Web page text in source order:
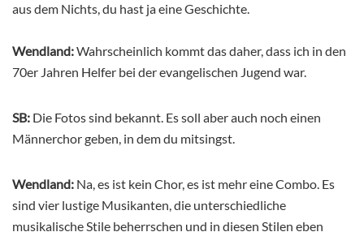
aus dem Nichts, du hast ja eine Geschichte.
Wendland:Wahrscheinlich kommt das daher, dass ich in den
70er Jahren Helfer bei der evangelischen Jugend war.
SB: Die Fotos sind bekannt. Es soll aber auch noch einen
Männerchor geben, in dem du mitsingst.
Wendland: Na, es ist kein Chor, es ist mehr eine Combo. Es
sind vier lustige Musikanten, die unterschiedliche
musikalische Stile beherrschen und in diesen Stilen eben